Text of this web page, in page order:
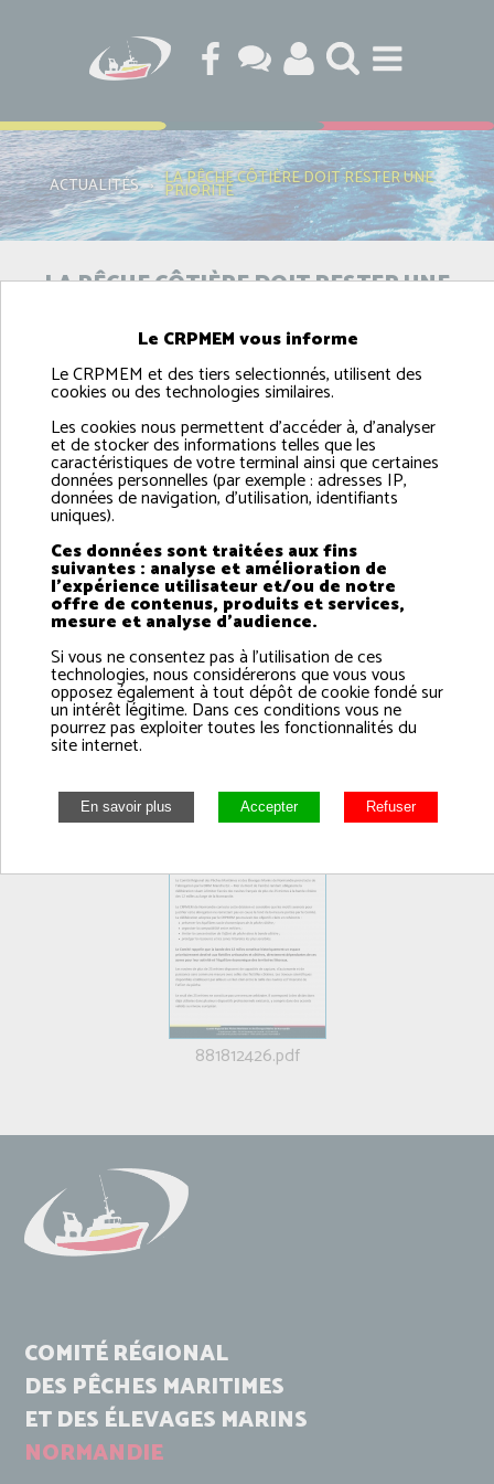
ACTUALITÉS › LA PÊCHE CÔTIÈRE DOIT RESTER UNE
PRIORITÉ
LA PÊCHE CÔTIÈRE DOIT RESTER UNE
Le CRPMEM de Normandie conteste cette décision et
estime que les considérants avancés ne remettent pas en
cause le fond de la mesure portée en faveur de la pêche
côtière et artisanale.
Le Comité rappelle que cette délibération poursuivait
plusieurs objectifs : préserver les équilibres socio-
économiques des territoires littoraux, organiser la
compatibilité entre métiers, limiter la concentration de
l’effort de pêche dans la bande côtière et protéger
durablement la ressource.
Retrouvez le communiqué complet ci-dessous.
881812426.pdf
COMITÉ RÉGIONAL
DES PÊCHES MARITIMES
ET DES ÉLEVAGES MARINS
NORMANDIE
Le CRPMEM vous informe
Le CRPMEM et des tiers selectionnés, utilisent des
cookies ou des technologies similaires.
Les cookies nous permettent d'accéder à, d'analyser
et de stocker des informations telles que les
caractéristiques de votre terminal ainsi que certaines
données personnelles (par exemple : adresses IP,
données de navigation, d'utilisation, identifiants
uniques).
Ces données sont traitées aux fins
suivantes : analyse et amélioration de
l'expérience utilisateur et/ou de notre
offre de contenus, produits et services,
mesure et analyse d'audience.
Si vous ne consentez pas à l'utilisation de ces
technologies, nous considérerons que vous vous
opposez également à tout dépôt de cookie fondé sur
un intérêt légitime. Dans ces conditions vous ne
pourrez pas exploiter toutes les fonctionnalités du
site internet.